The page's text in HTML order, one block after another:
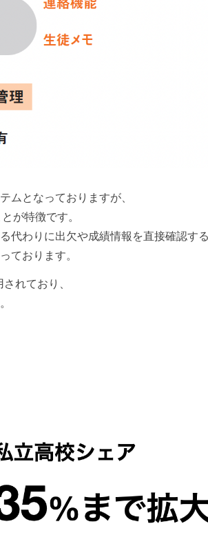
ムとなっておりますが、
が特徴です。
代わりに出欠や成績情報を直接確認す
ております。
れており、